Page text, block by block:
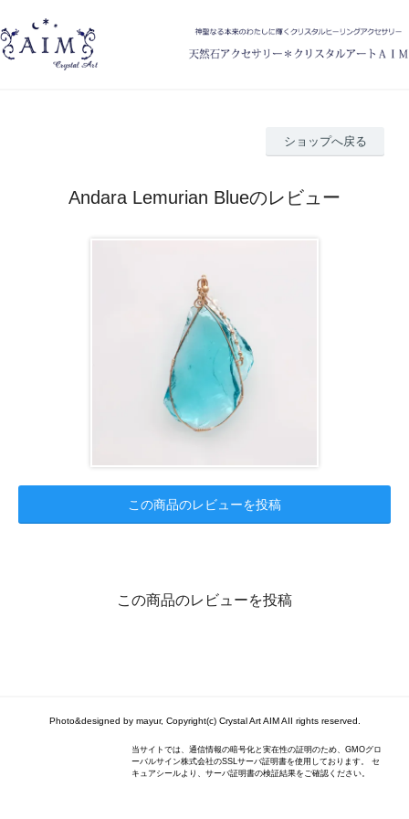
ショップへ戻る
Andara Lemurian Blueのレビュー
この商品のレビューを投稿
この商品のレビューを投稿
Photo&designed by mayur, Copyright(c) Crystal Art AIM AII rights reserved.
当サイトでは、通信情報の暗号化と実在性の証明のため、GMOグロ
ーバルサイン株式会社のSSLサーバ証明書を使用しております。 セ
キュアシールより、サーバ証明書の検証結果をご確認ください。